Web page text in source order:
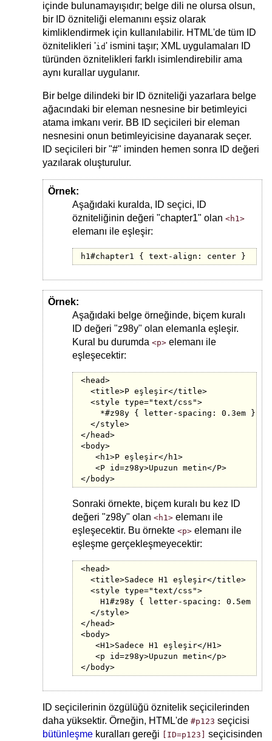
içinde bulunamayışıdır; belge dili ne olursa olsun,
bir ID özniteliği elemanını eşsiz olarak
kimliklendirmek için kullanılabilir. HTML'de tüm ID
öznitelikleri 'id' ismini taşır; XML uygulamaları ID
türünden öznitelikleri farklı isimlendirebilir ama
aynı kurallar uygulanır.
Bir belge dilindeki bir ID özniteliği yazarlara belge
ağacındaki bir eleman nesnesine bir betimleyici
atama imkanı verir. BB ID seçicileri bir eleman
nesnesini onun betimleyicisine dayanarak seçer.
ID seçicileri bir "#" iminden hemen sonra ID değeri
yazılarak oluşturulur.
Örnek:
Aşağıdaki kuralda, ID seçici, ID
özniteliğinin değeri "chapter1" olan <h1>
elemanı ile eşleşir:
h1#chapter1 { text-align: center }
Örnek:
Aşağıdaki belge örneğinde, biçem kuralı
ID değeri "z98y" olan elemanla eşleşir.
Kural bu durumda <p> elemanı ile
eşleşecektir:
<head>
  <title>P eşleşir</title>
  <style type="text/css">
    *#z98y { letter-spacing: 0.3em }
  </style>
</head>
<body>
   <h1>P eşleşir</h1>
   <P id=z98y>Upuzun metin</P>
Sonraki örnekte, biçem kuralı bu kez ID
değeri "z98y" olan <h1> elemanı ile
eşleşecektir. Bu örnekte <p> elemanı ile
eşleşme gerçekleşmeyecektir:
<head>
  <title>Sadece H1 eşleşir</title>
  <style type="text/css">
    H1#z98y { letter-spacing: 0.5em }
  </style>
</head>
<body>
   <H1>Sadece H1 eşleşir</H1>
   <p id=z98y>Upuzun metin</p>
ID seçicilerinin özgülüğü öznitelik seçicilerinden
daha yüksektir. Örneğin, HTML'de #p123 seçicisi
bütünleşme kuralları gereği [ID=p123]
seçicisinden